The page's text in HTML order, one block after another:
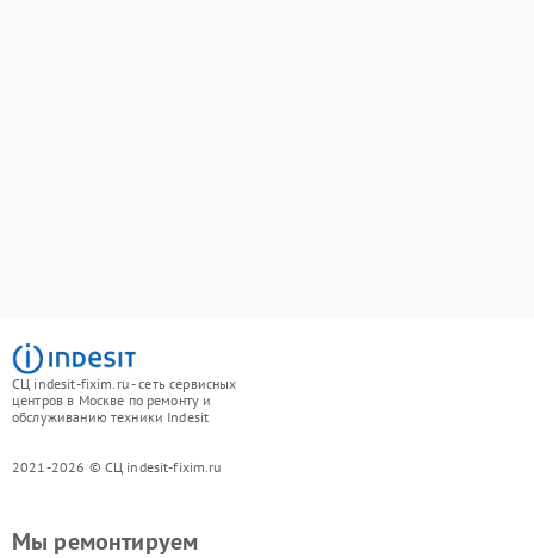
СЦ indesit-fixim.ru - сеть сервисных
центров в Москве по ремонту и
обслуживанию техники Indesit
2021-2026 © СЦ indesit-fixim.ru
Мы ремонтируем